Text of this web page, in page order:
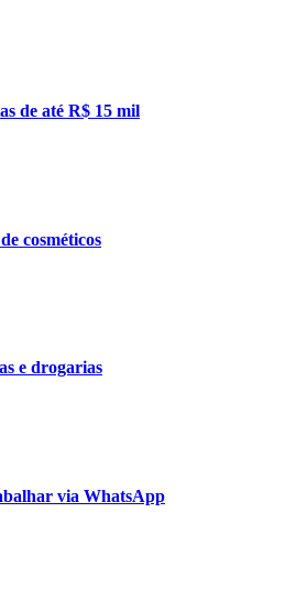
de até R$ 15 mil
cosméticos
e drogarias
via WhatsApp